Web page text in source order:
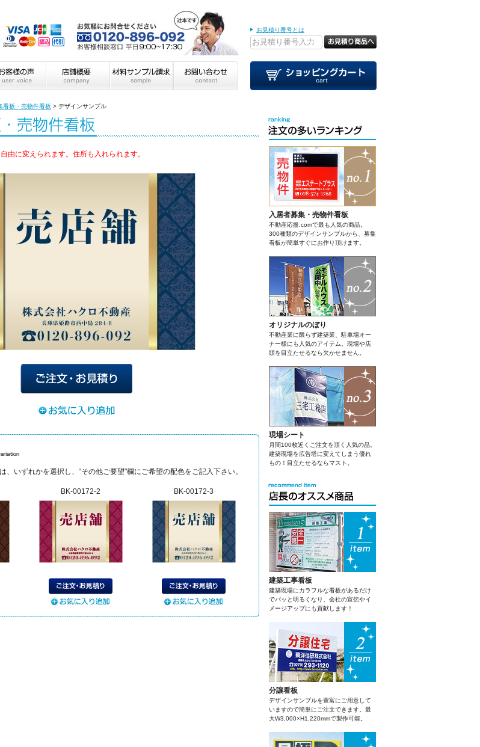
お見積り番号とは
看板・売物件看板 > デザインサンプル
由に変えられます。住所も入れられます。
、いずれかを選択し、“その他ご要望"欄にご希望の配色をご記入下さい。
BK-00172-2 BK-00172-3
入居者募集・売物件看板
不動産応援.comで最も人気の商品。
300種類のデザインサンプルから、募集
看板が簡単すぐにお作り頂けます。
オリジナルのぼり
不動産業に限らず建築業、駐車場オー
ナー様にも人気のアイテム。現場や店
頭を目立たせるなら欠かせません。
現場シート
月間100枚近くご注文を頂く人気の品。
建築現場を広告塔に変えてしまう優れ
もの！目立たせるならマスト。
建築工事看板
建築現場にカラフルな看板があるだけ
でパッと明るくなり、会社の宣伝やイ
メージアップにも貢献します！
分譲看板
デザインサンプルを豊富にご用意して
いますので簡単にご注文できます。最
大W3,000×H1,220mmで製作可能。